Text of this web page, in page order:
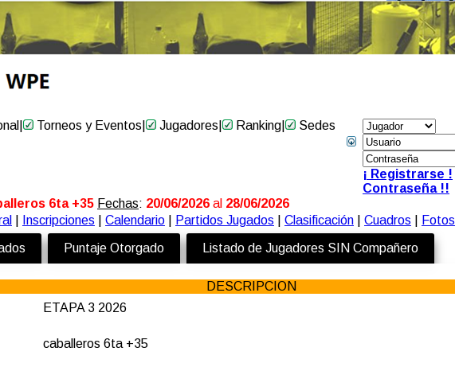
Torneos y Eventos Jugadores Ranking Sedes
¡ Registrarse !
Contraseña !!
6ta +35 Fechas: 20/06/2026 al 28/06/2026
Inscripciones Calendario Partidos Jugados Clasificación Cuadros Fotos
Puntaje Otorgado Listado de Jugadores SIN Compañero
DESCRIPCION
ETAPA 3 2026
caballeros 6ta +35